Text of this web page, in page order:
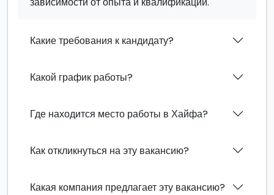
Какие требования к кандидату?
Какой график работы?
Где находится место работы в Хайфа?
Как откликнуться на эту вакансию?
Какая компания предлагает эту вакансию?